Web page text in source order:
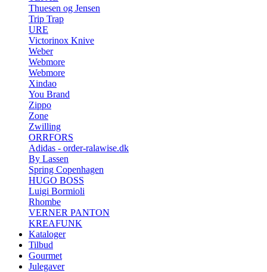
Thuesen og Jensen
Trip Trap
URE
Victorinox Knive
Weber
Webmore
Webmore
Xindao
You Brand
Zippo
Zone
Zwilling
ORRFORS
Adidas - order-ralawise.dk
By Lassen
Spring Copenhagen
HUGO BOSS
Luigi Bormioli
Rhombe
VERNER PANTON
KREAFUNK
Kataloger
Tilbud
Gourmet
Julegaver